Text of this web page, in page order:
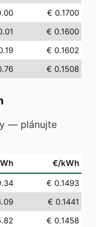
€ 0.1700
€ 0.1600
€ 0.1602
€ 0.1508
— plánujte
€/kWh
€ 0.1493
€ 0.1441
€ 0.1458